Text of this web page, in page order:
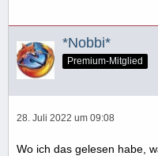
*Nobbi*
Premium-Mitglied
28. Juli 2022 um 09:08
Wo ich das gelesen habe,